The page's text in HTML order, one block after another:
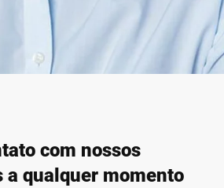
com nossos
qualquer momento